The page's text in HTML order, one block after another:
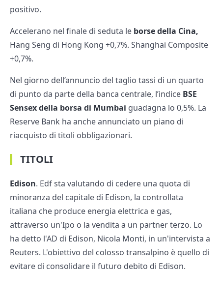
positivo.
Accelerano nel finale di seduta le borse della Cina,
Hang Seng di Hong Kong +0,7%. Shanghai Composite
+0,7%.
Nel giorno dell’annuncio del taglio tassi di un quarto
di punto da parte della banca centrale, l’indice BSE
Sensex della borsa di Mumbai guadagna lo 0,5%. La
Reserve Bank ha anche annunciato un piano di
riacquisto di titoli obbligazionari.
TITOLI
Edison. Edf sta valutando di cedere una quota di
minoranza del capitale di Edison, la controllata
italiana che produce energia elettrica e gas,
attraverso un'Ipo o la vendita a un partner terzo. Lo
ha detto l'AD di Edison, Nicola Monti, in un'intervista a
Reuters. L'obiettivo del colosso transalpino è quello di
evitare di consolidare il futuro debito di Edison.